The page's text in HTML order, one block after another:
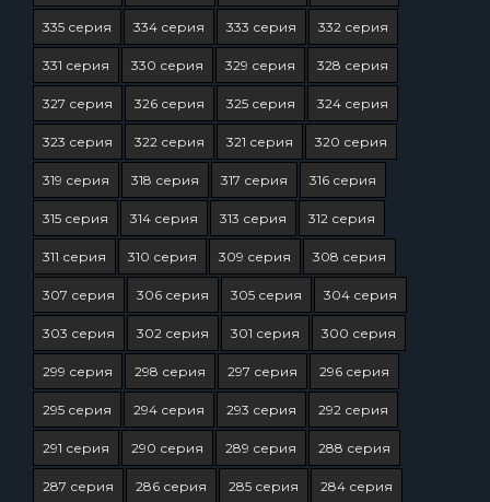
335 серия 334 серия 333 серия 332 серия
331 серия 330 серия 329 серия 328 серия
327 серия 326 серия 325 серия 324 серия
323 серия 322 серия 321 серия 320 серия
319 серия 318 серия 317 серия 316 серия
315 серия 314 серия 313 серия 312 серия
311 серия 310 серия 309 серия 308 серия
307 серия 306 серия 305 серия 304 серия
303 серия 302 серия 301 серия 300 серия
299 серия 298 серия 297 серия 296 серия
295 серия 294 серия 293 серия 292 серия
291 серия 290 серия 289 серия 288 серия
287 серия 286 серия 285 серия 284 серия